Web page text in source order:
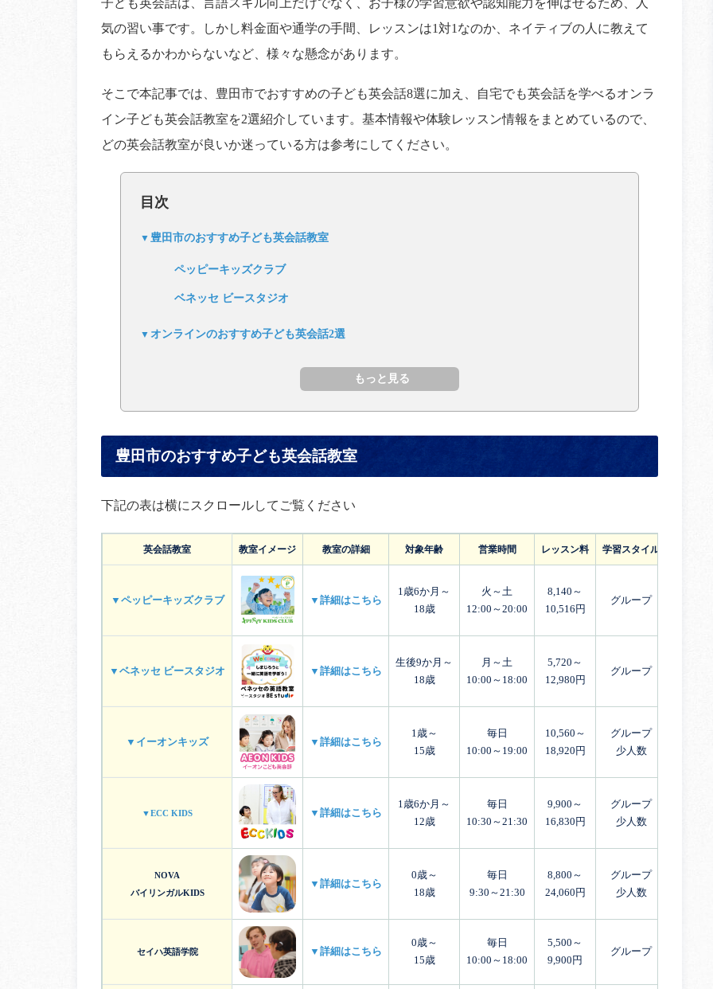
子ども英会話は、言語スキル向上だけでなく、お子様の学習意欲や認知能力を伸ばせるため、人
気の習い事です。しかし料金面や通学の手間、レッスンは1対1なのか、ネイティブの人に教えて
もらえるかわからないなど、様々な懸念があります。
そこで本記事では、豊田市でおすすめの子ども英会話8選に加え、自宅でも英会話を学べるオンラ
イン子ども英会話教室を2選紹介しています。基本情報や体験レッスン情報をまとめているので、
どの英会話教室が良いか迷っている方は参考にしてください。
目次
豊田市のおすすめ子ども英会話教室
ペッピーキッズクラブ
ベネッセ ビースタジオ
オンラインのおすすめ子ども英会話2選
豊田市のおすすめ子ども英会話教室
下記の表は横にスクロールしてご覧ください
英会話教室 教室イメージ 教室の詳細 対象年齢 営業時間 レッスン料 学習スタイル
▼ペッピーキッズクラブ ▼詳細はこちら
1歳6か月～
18歳
火～土
12:00～20:00
8,140～
10,516円
グループ
▼ベネッセ ビースタジオ ▼詳細はこちら
生後9か月～
18歳
月～土
10:00～18:00
5,720～
12,980円
グループ
▼イーオンキッズ ▼詳細はこちら
1歳～
15歳
毎日
10:00～19:00
10,560～
18,920円
グループ
少人数
▼ECC KIDS ▼詳細はこちら
1歳6か月～
12歳
毎日
10:30～21:30
9,900～
16,830円
グループ
少人数
NOVA
バイリンガルKIDS
▼詳細はこちら
0歳～
18歳
毎日
9:30～21:30
8,800～
24,060円
グループ
少人数
セイハ英語学院 ▼詳細はこちら
0歳～
15歳
毎日
10:00～18:00
5,500～
9,900円
グループ